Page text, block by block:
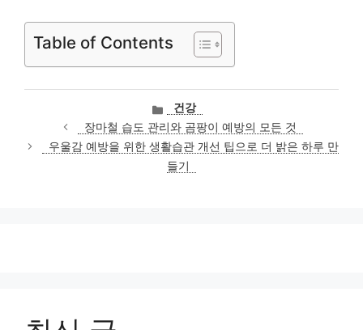
Table of Contents
카
테
고
리
건강
장마철 습도 관리와 곰팡이 예방의 모든 것
우울감 예방을 위한 생활습관 개선 팁으로 더 밝은 하루 만
들기